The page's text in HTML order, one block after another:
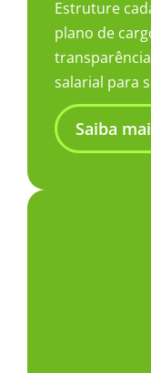
Estruture
plano de
salarial para
Saiba